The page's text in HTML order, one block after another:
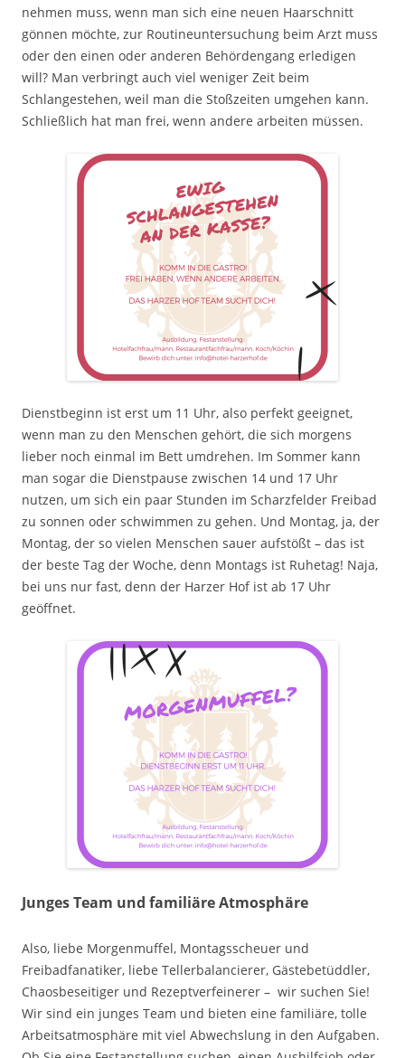
nehmen muss, wenn man sich eine neuen Haarschnitt
gönnen möchte, zur Routineuntersuchung beim Arzt muss
oder den einen oder anderen Behördengang erledigen
will? Man verbringt auch viel weniger Zeit beim
Schlangestehen, weil man die Stoßzeiten umgehen kann.
Schließlich hat man frei, wenn andere arbeiten müssen.
Dienstbeginn ist erst um 11 Uhr, also perfekt geeignet,
wenn man zu den Menschen gehört, die sich morgens
lieber noch einmal im Bett umdrehen. Im Sommer kann
man sogar die Dienstpause zwischen 14 und 17 Uhr
nutzen, um sich ein paar Stunden im Scharzfelder Freibad
zu sonnen oder schwimmen zu gehen. Und Montag, ja, der
Montag, der so vielen Menschen sauer aufstößt – das ist
der beste Tag der Woche, denn Montags ist Ruhetag! Naja,
bei uns nur fast, denn der Harzer Hof ist ab 17 Uhr
geöffnet.
Junges Team und familiäre Atmosphäre
Also, liebe Morgenmuffel, Montagsscheuer und
Freibadfanatiker, liebe Tellerbalancierer, Gästebetüddler,
Chaosbeseitiger und Rezeptverfeinerer – wir suchen Sie!
Wir sind ein junges Team und bieten eine familiäre, tolle
Arbeitsatmosphäre mit viel Abwechslung in den Aufgaben.